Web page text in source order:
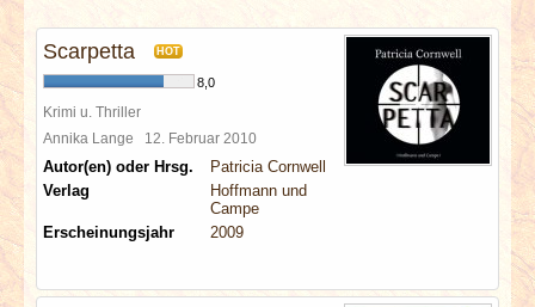
SPECIALS
REDAKTION
LINKS
Scarpetta HOT
8,0
Krimi u. Thriller
Annika Lange 12. Februar 2010
Autor(en) oder Hrsg.
Patricia Cornwell
Verlag
Hoffmann und
Campe
Erscheinungsjahr
2009